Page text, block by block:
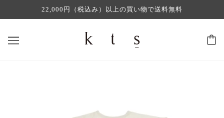
22,000円（税込み）以上の買い物で送料無料